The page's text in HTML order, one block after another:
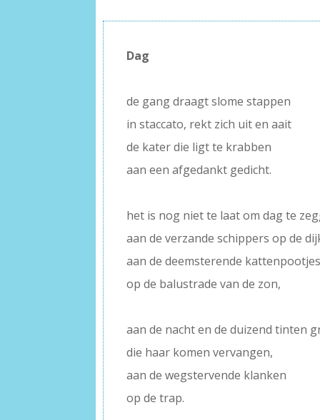
Dag
de gang draagt slome stappen
in staccato, rekt zich uit en aait
de kater die ligt te krabben
aan een afgedankt gedicht.
het is nog niet te laat om dag te
aan de verzande schippers op de
aan de deemsterende kattenpootjes
op de balustrade van de zon,
aan de nacht en de duizend tinten
die haar komen vervangen,
aan de wegstervende klanken
op de trap.